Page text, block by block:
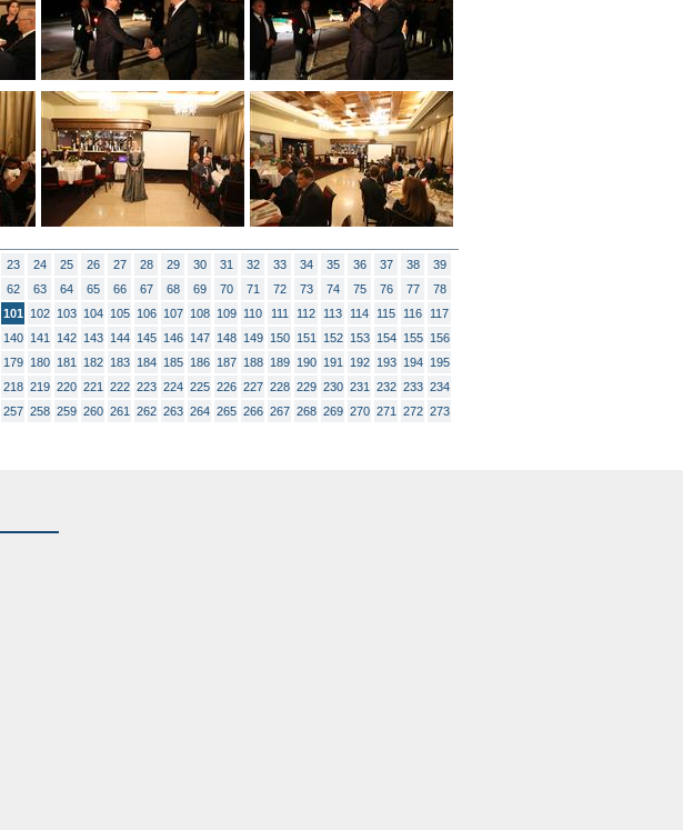
23 24 25 26 27 28 29 30 31 32 33 34 35 36 37 38
39
62 63 64 65 66 67 68 69 70 71 72 73 74 75 76 77
78
101 102 103 104 105 106 107 108 109 110 111 112 113 114 115 116
117
140 141 142 143 144 145 146 147 148 149 150 151 152 153 154 155
156
179 180 181 182 183 184 185 186 187 188 189 190 191 192 193 194
195
218 219 220 221 222 223 224 225 226 227 228 229 230 231 232 233 234
257 258 259 260 261 262 263 264 265 266 267 268 269 270 271 272 273